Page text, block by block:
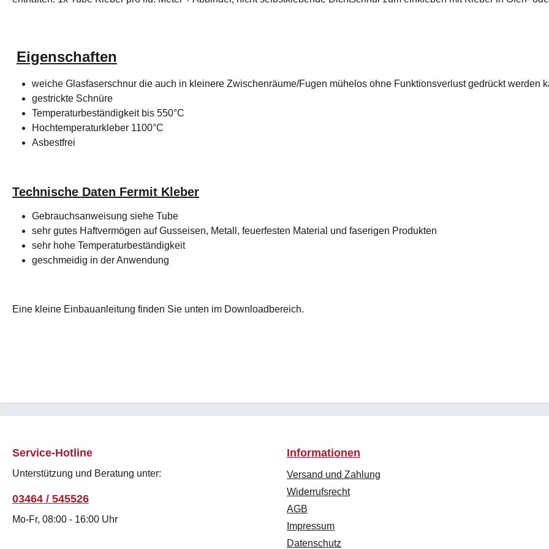
Eigenschaften
weiche Glasfaserschnur die auch in kleinere Zwischenräume/Fugen mühelos ohne Funktionsverlust gedrückt werden
gestrickte Schnüre
Temperaturbeständigkeit bis 550°C
Hochtemperaturkleber 1100°C
Asbestfrei
Technische Daten Fermit Kleber
Gebrauchsanweisung siehe Tube
sehr gutes Haftvermögen auf Gusseisen, Metall, feuerfesten Material und faserigen Produkten
sehr hohe Temperaturbeständigkeit
geschmeidig in der Anwendung
Eine kleine Einbauanleitung finden Sie unten im Downloadbereich.
Service-Hotline
Unterstützung und Beratung unter:
03464 / 545526
Mo-Fr, 08:00 - 16:00 Uhr
Informationen
Versand und Zahlung
Widerrufsrecht
AGB
Impressum
Datenschutz